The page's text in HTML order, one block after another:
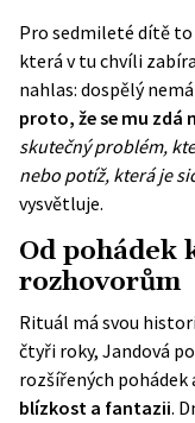
Pro sedmileté dítě
která v tu chvíli
nahlas: dospělý
proto, že se mu zdá
skutečný problém,
nebo potíž, která je
vysvětluje.
Od pohádek
rozhovorům
Rituál má svou
čtyři roky, Jandová
rozšířených pohádek
blízkost a fantazii.